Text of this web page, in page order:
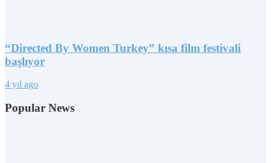
“Directed By Women Turkey” kısa film festivali
başlıyor
4 yıl ago
Popular News